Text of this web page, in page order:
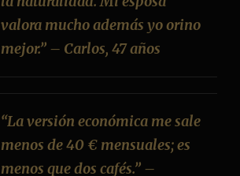
valora mucho además yo orino
mejor.” – Carlos, 47 años
“La versión económica me sale
menos de 40 € mensuales; es
menos que dos cafés.” –